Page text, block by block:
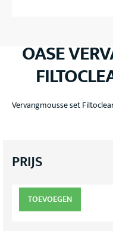
OASE
Vervangmousse set
PRIJS
TOEVOEGEN